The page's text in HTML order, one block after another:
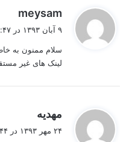
meysam
:
۹ آبان ۱۳۹۳ در ۱۲:۴۷ ب٫ظ
سلام ممنون به
لینک های غیر
مهدیه
۲۴ مهر ۱۳۹۳ در ۱:۴۴ ب٫ظ